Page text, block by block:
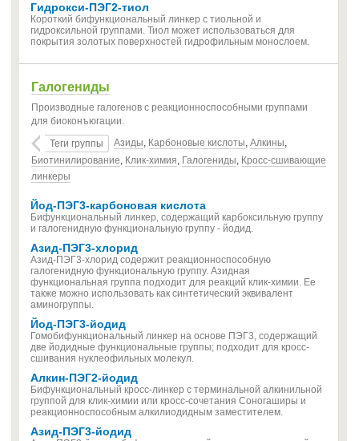
Гидрокси-ПЭГ2-тиол
Короткий бифункциональный линкер с тиольной и
гидроксильной группами. Тиол может использоваться для
покрытия золотых поверхностей гидрофильным монослоем.
Галогениды
Производные галогенов с реакционноспособными группами
для биоконъюгации.
Теги группы
Азиды, Карбоновые кислоты, Алкины,
Биотинилирование, Клик-химия, Галогениды, Кросс-сшивающие
линкеры
Йод-ПЭГ3-карбоновая кислота
Бифункциональный линкер, содержащий карбоксильную группу
и галогенидную функциональную группу - йодид.
Азид-ПЭГ3-хлорид
Азид-ПЭГ3-хлорид содержит реакционноспособную
галогенидную функциональную группу. Азидная
функциональная группа подходит для реакций клик-химии. Ее
также можно использовать как синтетический эквивалент
аминогруппы.
Йод-ПЭГ3-йодид
Гомобифункциональный линкер на основе ПЭГ3, содержащий
две йодидные функциональные группы; подходит для кросс-
сшивания нуклеофильных молекул.
Алкин-ПЭГ2-йодид
Бифункциональный кросс-линкер с терминальной алкинильной
группой для клик-химии или кросс-сочетания Соногаширы и
реакционноспособным алкилиодидным заместителем.
Азид-ПЭГ3-йодид